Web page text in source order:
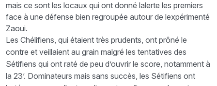
mais ce sont les locaux qui ont donné lalerte les premiers
face à une défense bien regroupée autour de lexpérimenté
Zaoui.
Les Chélifiens, qui étaient très prudents, ont prôné le
contre et veillaient au grain malgré les tentatives des
Sétifiens qui ont raté de peu d’ouvrir le score, notamment à
la 23’. Dominateurs mais sans succès, les Sétifiens ont